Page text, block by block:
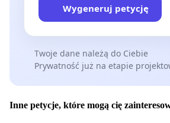
Wygeneruj petycję
Twoje dane należą do Ciebie
Prywatność już na etapie
Inne petycje, które mogą cię